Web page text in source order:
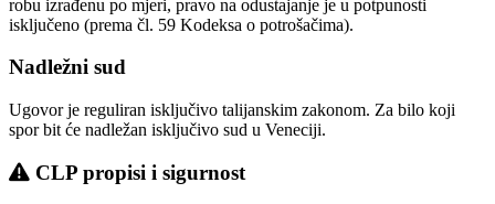
robu izrađenu po mjeri, pravo na odustajanje je u potpunosti
isključeno (prema čl. 59 Kodeksa o potrošačima).
Nadležni sud
Ugovor je reguliran isključivo talijanskim zakonom. Za bilo koji
spor bit će nadležan isključivo sud u Veneciji.
CLP propisi i sigurnost